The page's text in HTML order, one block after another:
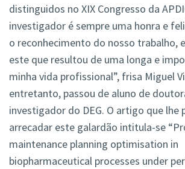
distinguidos no XIX Congresso da
investigador é sempre uma honra e
o reconhecimento do nosso trabalho,
este que resultou de uma longa e
minha vida profissional”, frisa Miguel
entretanto, passou de aluno de
investigador do DEG. O artigo que lhe
arrecadar este galardão intitula-se
maintenance planning optimisation in
biopharmaceutical processes under